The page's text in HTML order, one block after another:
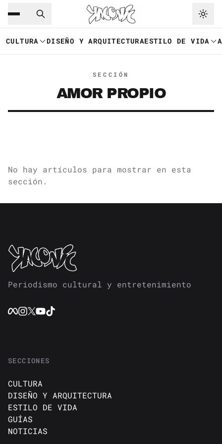
Saltar al contenido principal
CULTURA DISEÑO Y ARQUITECTURAESTILO DE VIDA
SECCIÓN
AMOR PROPIO
No hay artículos para mostrar en esta
sección.
Periodismo cultural y entretenimiento
SECCIONES
CULTURA
DISEÑO Y ARQUITECTURA
ESTILO DE VIDA
GUÍAS
NOTICIAS